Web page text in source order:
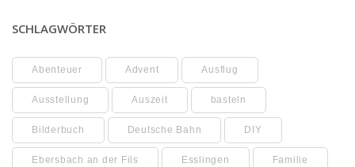
SCHLAGWÖRTER
Abenteuer Advent Ausflug
Ausstellung Auszeit basteln
Bilderbuch Deutsche Bahn DIY
Ebersbach an der Fils Esslingen Familie